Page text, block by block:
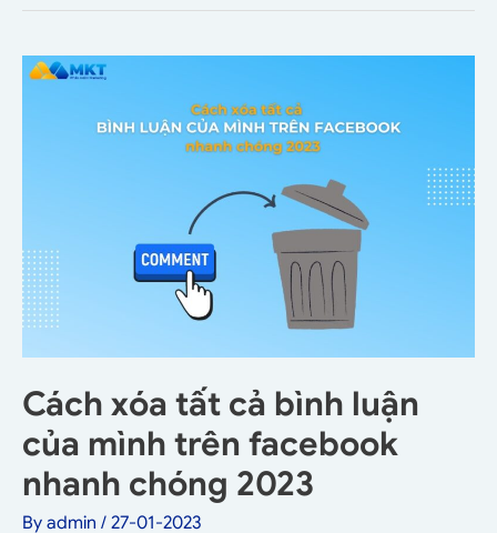
Cách xóa tất cả bình luận
của mình trên facebook
nhanh chóng 2023
By admin / 27-01-2023